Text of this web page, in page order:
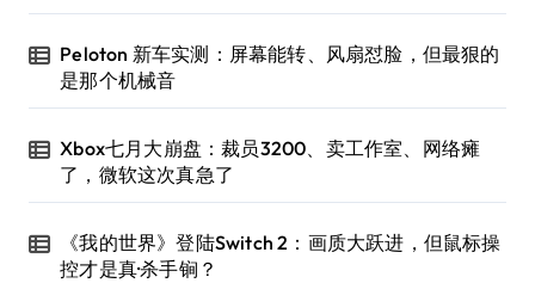
Peloton 新车实测：屏幕能转、风扇怼脸，但最狠的
是那个机械音
Xbox七月大崩盘：裁员3200、卖工作室、网络瘫
了，微软这次真急了
《我的世界》登陆Switch 2：画质大跃进，但鼠标操
控才是真·杀手锏？